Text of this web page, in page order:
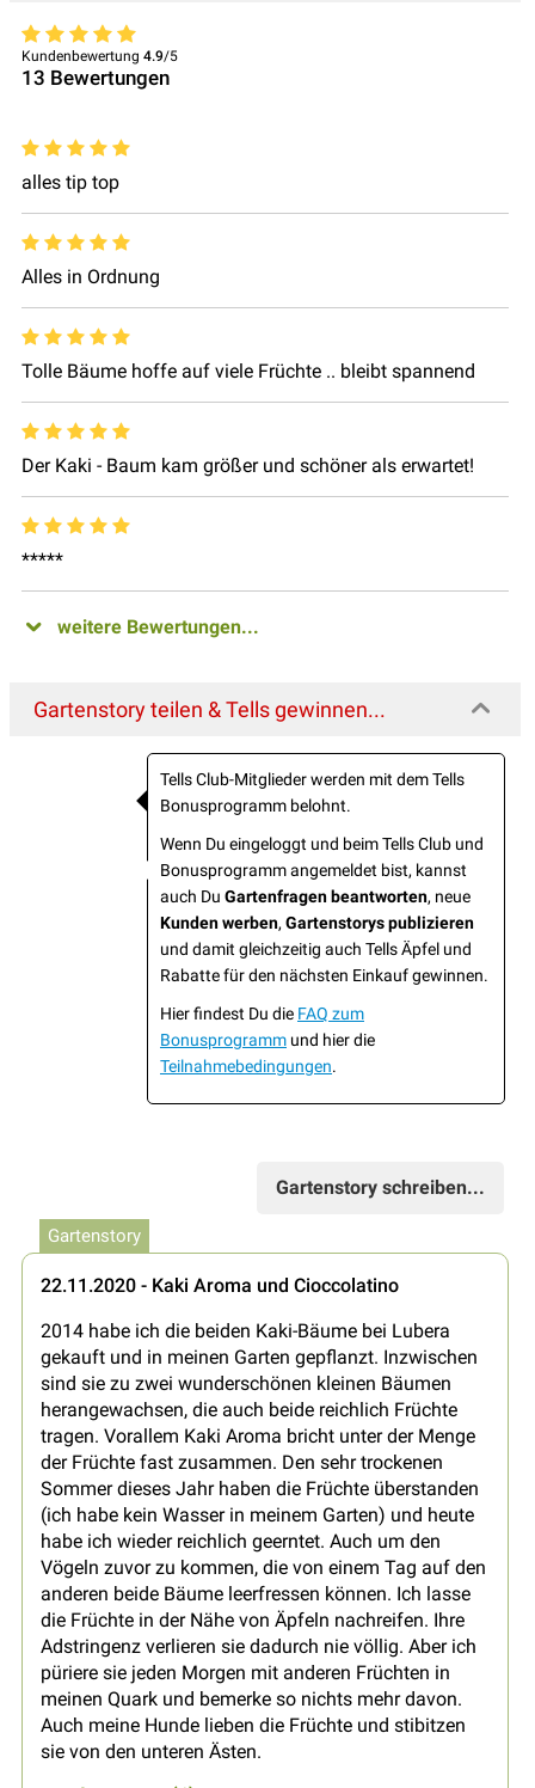
Kundenbewertung 4.9/5
13 Bewertungen
alles tip top
Alles in Ordnung
Tolle Bäume hoffe auf viele Früchte .. bleibt spannend
Der Kaki - Baum kam größer und schöner als erwartet!
*****
weitere Bewertungen...
Gartenstory teilen & Tells gewinnen...
Tells Club-Mitglieder werden mit dem Tells
Bonusprogramm belohnt.
Wenn Du eingeloggt und beim Tells Club und
Bonusprogramm angemeldet bist, kannst
auch Du Gartenfragen beantworten, neue
Kunden werben, Gartenstorys publizieren
und damit gleichzeitig auch Tells Äpfel und
Rabatte für den nächsten Einkauf gewinnen.
Hier findest Du die FAQ zum
Bonusprogramm und hier die
Teilnahmebedingungen.
Gartenstory schreiben...
Gartenstory
22.11.2020 - Kaki Aroma und Cioccolatino
2014 habe ich die beiden Kaki-Bäume bei Lubera
gekauft und in meinen Garten gepflanzt. Inzwischen
sind sie zu zwei wunderschönen kleinen Bäumen
herangewachsen, die auch beide reichlich Früchte
tragen. Vorallem Kaki Aroma bricht unter der Menge
der Früchte fast zusammen. Den sehr trockenen
Sommer dieses Jahr haben die Früchte überstanden
(ich habe kein Wasser in meinem Garten) und heute
habe ich wieder reichlich geerntet. Auch um den
Vögeln zuvor zu kommen, die von einem Tag auf den
anderen beide Bäume leerfressen können. Ich lasse
die Früchte in der Nähe von Äpfeln nachreifen. Ihre
Adstringenz verlieren sie dadurch nie völlig. Aber ich
püriere sie jeden Morgen mit anderen Früchten in
meinen Quark und bemerke so nichts mehr davon.
Auch meine Hunde lieben die Früchte und stibitzen
sie von den unteren Ästen.